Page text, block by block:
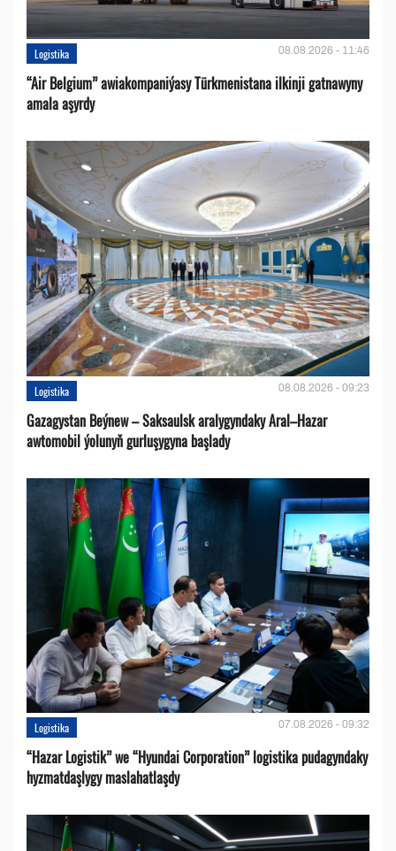
Logistika 08.08.2026 - 11:46
“Air Belgium” awiakompaniýasy Türkmenistana ilkinji gatnawyny
amala aşyrdy
Logistika 08.08.2026 - 09:23
Gazagystan Beýnew – Saksaulsk aralygyndaky Aral–Hazar
awtomobil ýolunyň gurluşygyna başlady
Logistika 07.08.2026 - 09:32
“Hazar Logistik” we “Hyundai Corporation” logistika pudagyndaky
hyzmatdaşlygy maslahatlaşdy